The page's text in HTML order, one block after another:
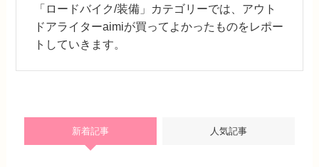
「ロードバイク/装備」カテゴリーでは、アウト
ドアライターaimiが買ってよかったものをレポー
トしていきます。
新着記事 人気記事